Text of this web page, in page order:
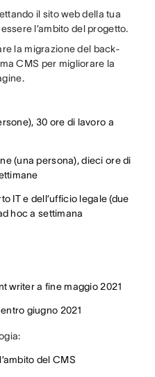
il sito web della tua
l’ambito del progetto.
la migrazione del back-
CMS per migliorare la
30 ore di lavoro a
(una persona), dieci ore di
IT e dell’ufficio legale (due
hoc a settimana
writer a fine maggio 2021
giugno 2021
del CMS